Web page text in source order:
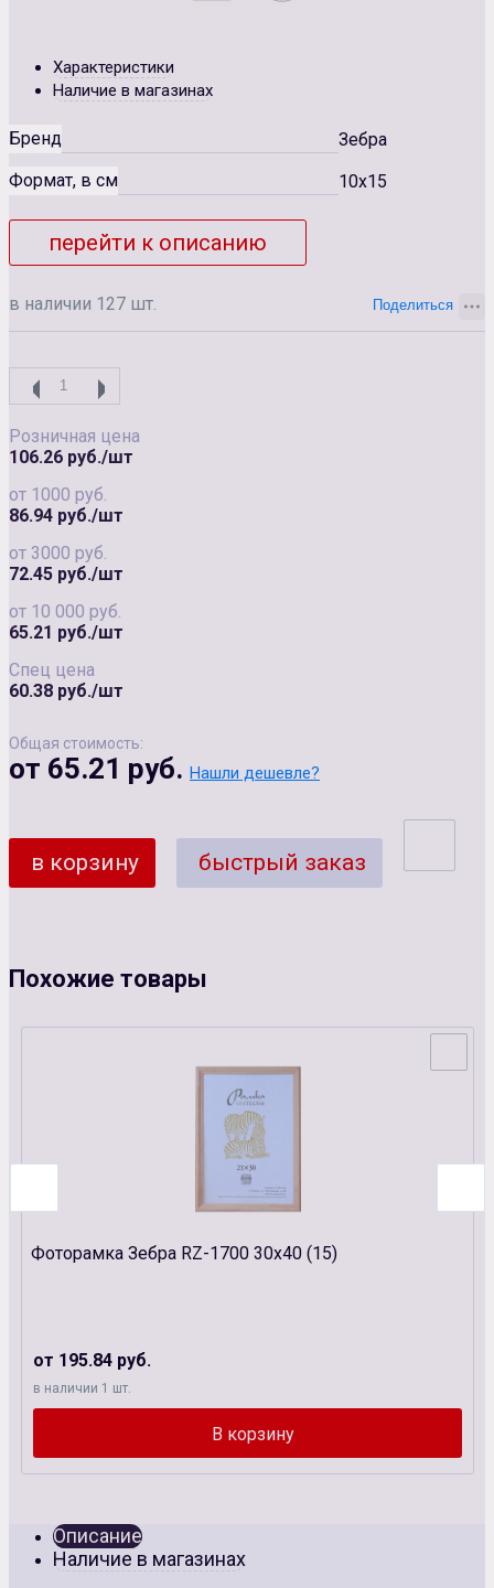
Характеристики
Наличие в магазинах
Бренд
Зебра
Формат, в см
10x15
перейти к описанию
в наличии 127 шт.
Розничная цена
106.26 руб./шт
от 1000 руб.
86.94 руб./шт
от 3000 руб.
72.45 руб./шт
от 10 000 руб.
65.21 руб./шт
Спец цена
60.38 руб./шт
Общая стоимость:
от 65.21 руб. Нашли дешевле?
в корзину быстрый заказ
Похожие товары
Фоторамка Зебра RZ-1700 30х40 (15)
от 195.84 руб.
в наличии 1 шт.
Описание
Наличие в магазинах